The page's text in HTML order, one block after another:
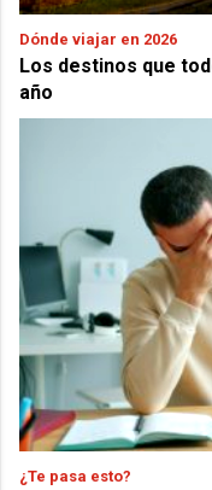
Dónde viajar en 2026
Los destinos que
año
¿Te pasa esto?